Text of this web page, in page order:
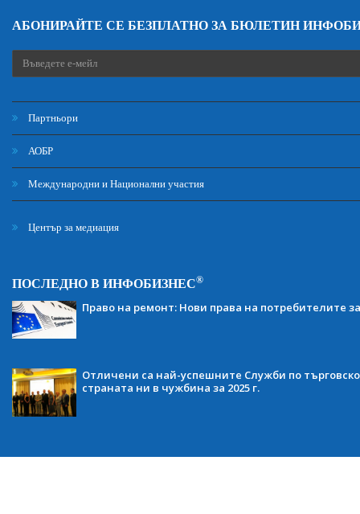
АБОНИРАЙТЕ СЕ БЕЗПЛАТНО ЗА БЮЛЕТИН
Партньори
АОБР
Международни и Национални участия
Център за медиация
ПОСЛЕДНО В ИНФОБИЗНЕС®
Право на ремонт: Нови права на потребителите
Отличени са най-успешните Служби по
страната ни в чужбина за 2025 г.